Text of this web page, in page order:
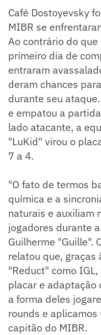
Café Dostoyevsky
MIBR se
Ao contrário do
primeiro dia de
entraram
deram chances
durante seu
e empatou a
lado atacante, a
"LuKid" virou o
7 a 4.
"O fato de termos
química e a
naturais e auxiliam
jogadores durante
Guilherme "Guille".
relatou que, graças
"Reduct" como
placar e adaptação
a forma deles
rounds e
capitão do MIBR.